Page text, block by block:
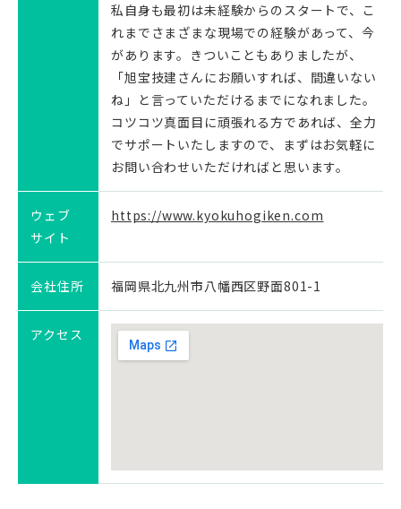
私自身も最初は未経験からのスタートで、こ
れまでさまざまな現場での経験があって、今
があります。きついこともありましたが、
「旭宝技建さんにお願いすれば、間違いない
ね」と言っていただけるまでになれました。
コツコツ真面目に頑張れる方であれば、全力
でサポートいたしますので、まずはお気軽に
お問い合わせいただければと思います。
ウェブ
サイト
https://www.kyokuhogiken.com
会社住所 福岡県北九州市八幡西区野面801-1
アクセス